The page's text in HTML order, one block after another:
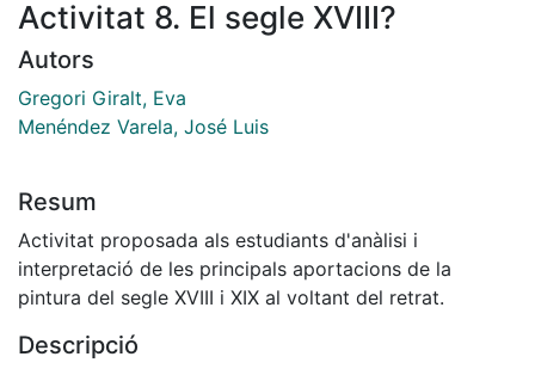
Activitat 8. El segle XVIII?
Autors
Gregori Giralt, Eva
Menéndez Varela, José Luis
Resum
Activitat proposada als estudiants d'anàlisi i
interpretació de les principals aportacions de la
pintura del segle XVIII i XIX al voltant del retrat.
Descripció